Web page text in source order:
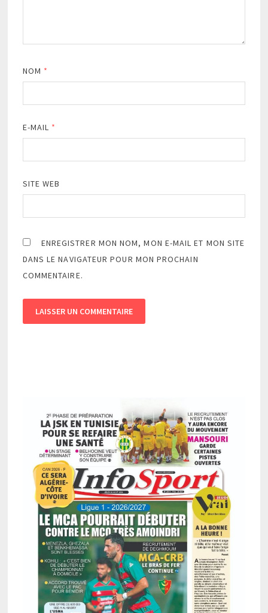
NOM *
E-MAIL *
SITE WEB
ENREGISTRER MON NOM, MON E-MAIL ET MON SITE
DANS LE NAVIGATEUR POUR MON PROCHAIN
COMMENTAIRE.